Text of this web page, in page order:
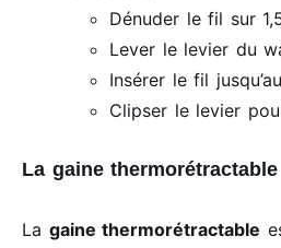
Dénuder le fil sur
Lever le levier du
Insérer le fil
Clipser le levier
La gaine thermorétractable
La gaine thermorétractable